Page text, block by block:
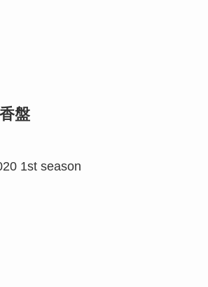
盤
1st season